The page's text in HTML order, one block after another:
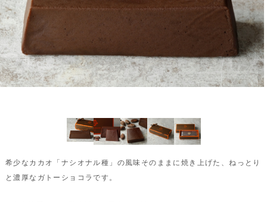
希少なカカオ「ナシオナル種」の風味そのままに焼き上げた、ねっとり
と濃厚なガトーショコラです。